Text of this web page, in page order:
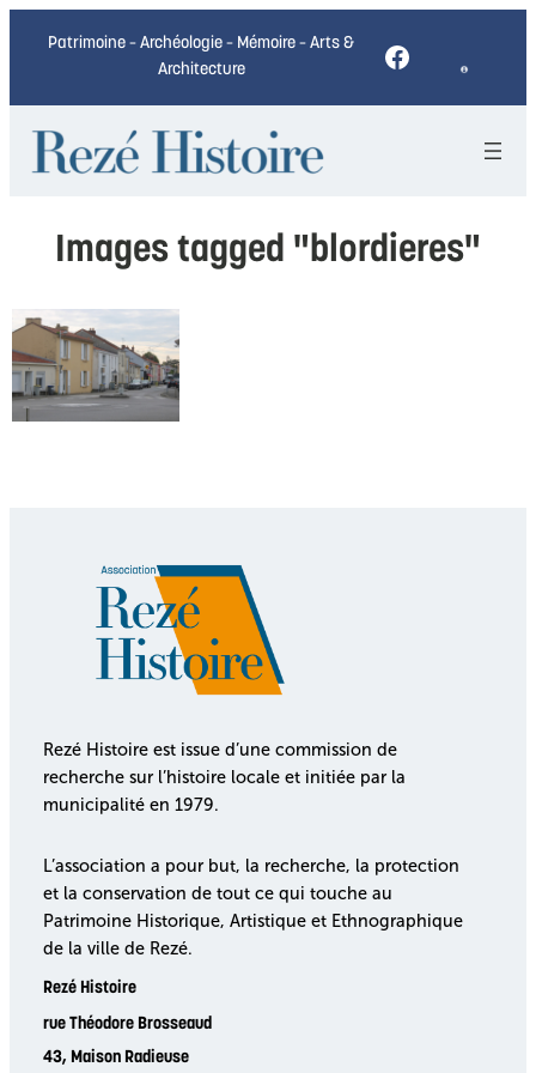
Patrimoine – Archéologie – Mémoire – Arts &
Architecture
Facebook
Images tagged "blordieres"
Rezé Histoire est issue d’une commission de
recherche sur l’histoire locale et initiée par la
municipalité en 1979.
L’association a pour but, la recherche, la protection
et la conservation de tout ce qui touche au
Patrimoine Historique, Artistique et Ethnographique
de la ville de Rezé.
Rezé Histoire
rue Théodore Brosseaud
43, Maison Radieuse